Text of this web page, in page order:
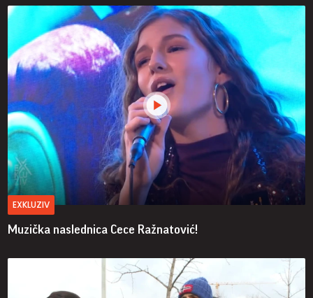
EXKLUZIV
Muzička naslednica Cece Ražnatović!